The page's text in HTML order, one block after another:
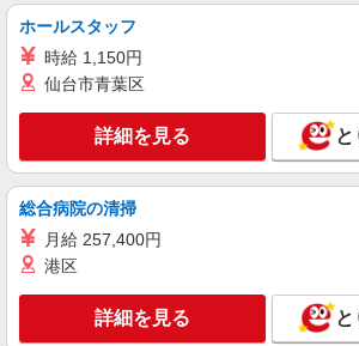
病院内の補助staff
時給1350円 ◆
キープ
日研トータルソーシング株式会社 メディカル
ス【看護助手】
時給1,300円 ★週払いOK（
幅は経験・能力による
広島県広島市安芸区 【
ホールスタッフ
時給 1,150円
仙台市青葉区
詳細を見る
総合病院の清掃
月給 257,400円
港区
詳細を見る